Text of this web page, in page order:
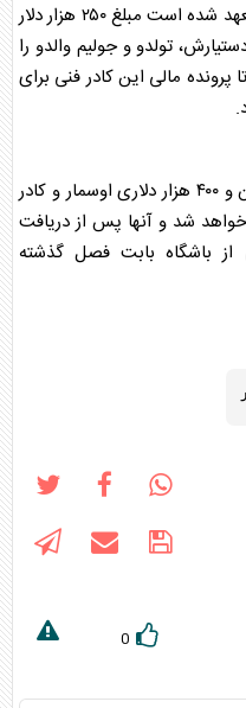
متعهد شده است مبلغ ۲۵۰ هزار دلار
تولدو و جولیم والدو را
پرونده مالی این کادر فنی برای
اوسمار و کادر
شد و آنها پس از دریافت
از باشگاه بابت فصل گذشته
0